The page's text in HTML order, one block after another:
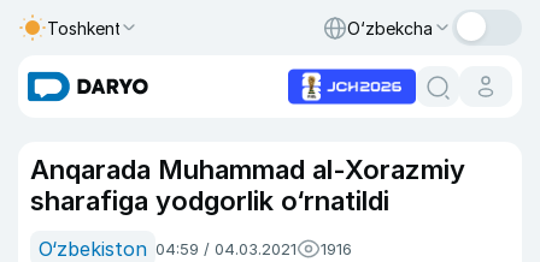
Toshkent O‘zbekcha
Anqarada Muhammad al-Xorazmiy
sharafiga yodgorlik o‘rnatildi
O‘zbekiston 04:59 / 04.03.2021 1916